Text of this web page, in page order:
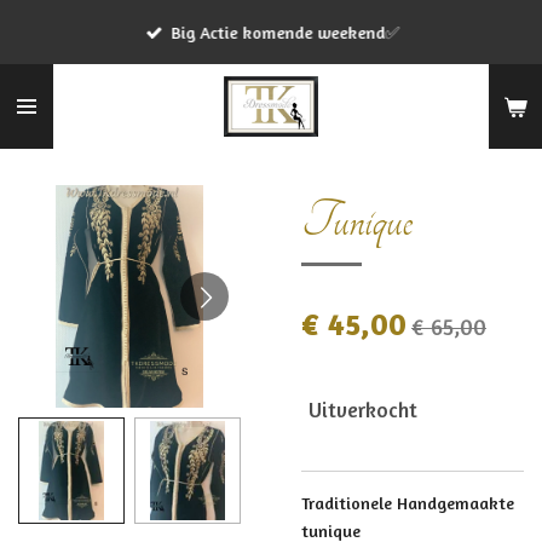
de
Big Actie komende weekend✅
Tunique
€ 45,00 € 65,00
Uitverkocht
Traditionele Handgemaakte
tunique